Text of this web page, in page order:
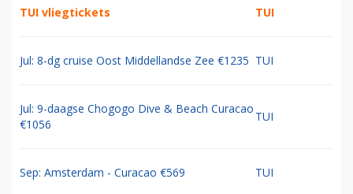
TUI vliegtickets TUI
Jul: 8-dg cruise Oost Middellandse Zee €1235 TUI
Jul: 9-daagse Chogogo Dive & Beach Curacao
€1056
TUI
Sep: Amsterdam - Curacao €569 TUI